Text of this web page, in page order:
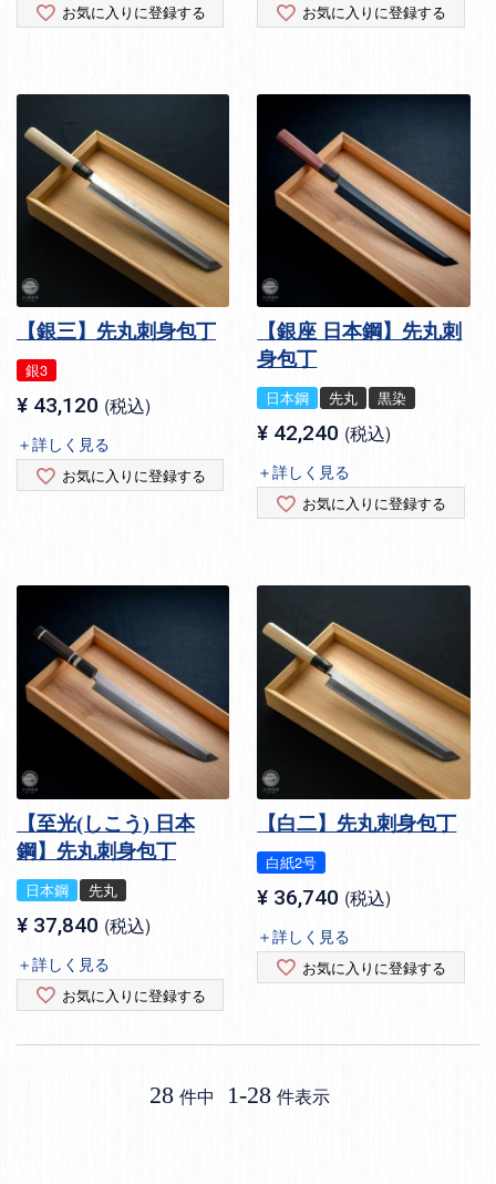
お気に入りに登録する お気に入りに登録する
【銀三】先丸刺身包丁
銀3
¥ 43,120 税込
＋詳しく見る
お気に入りに登録する
【銀座 日本鋼】先丸刺
身包丁
日本鋼 先丸 黒染
¥ 42,240 税込
＋詳しく見る
お気に入りに登録する
【至光(しこう) 日本
鋼】先丸刺身包丁
日本鋼 先丸
¥ 37,840 税込
＋詳しく見る
お気に入りに登録する
【白二】先丸刺身包丁
白紙2号
¥ 36,740 税込
＋詳しく見る
お気に入りに登録する
28 件中 1-28 件表示